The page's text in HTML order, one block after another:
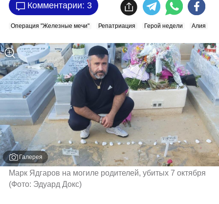
Комментарии: 3
Операция "Железные мечи" Репатриация Герой недели Алия
Галерея
(Фото: Эдуард Докс)